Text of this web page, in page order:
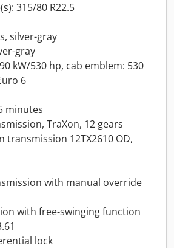
315/80 R22.5
silver-gray
gray
kW/530 hp, cab emblem: 530
6
minutes
TraXon, 12 gears
transmission 12TX2610 OD,
with manual override
with free-swinging function
lock